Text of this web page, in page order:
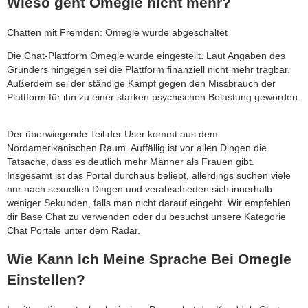
Chatten mit Fremden: Omegle wurde abgeschaltet
Die Chat-Plattform Omegle wurde eingestellt. Laut Angaben des
Gründers hingegen sei die Plattform finanziell nicht mehr tragbar.
Außerdem sei der ständige Kampf gegen den Missbrauch der
Plattform für ihn zu einer starken psychischen Belastung geworden.
Der überwiegende Teil der User kommt aus dem
Nordamerikanischen Raum. Auffällig ist vor allen Dingen die
Tatsache, dass es deutlich mehr Männer als Frauen gibt.
Insgesamt ist das Portal durchaus beliebt, allerdings suchen viele
nur nach sexuellen Dingen und verabschieden sich innerhalb
weniger Sekunden, falls man nicht darauf eingeht. Wir empfehlen
dir Base Chat zu verwenden oder du besuchst unsere Kategorie
Chat Portale unter dem Radar.
Wie Kann Ich Meine Sprache Bei Omegle
Einstellen?